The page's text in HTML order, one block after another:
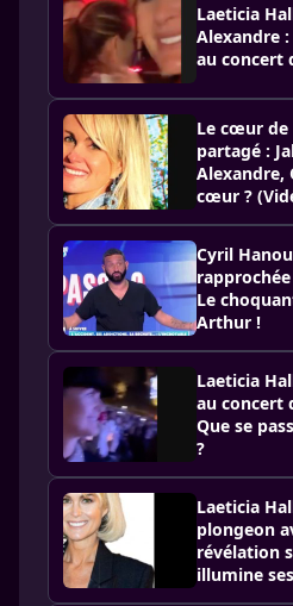
Laeticia
Alexandre
au concert
Le cœur de
partagé :
Alexandre,
cœur ?
Cyril
Le
Arthur !
Laeticia
au concert
Que se
?
Laeticia
plongeon
révélation
illumine